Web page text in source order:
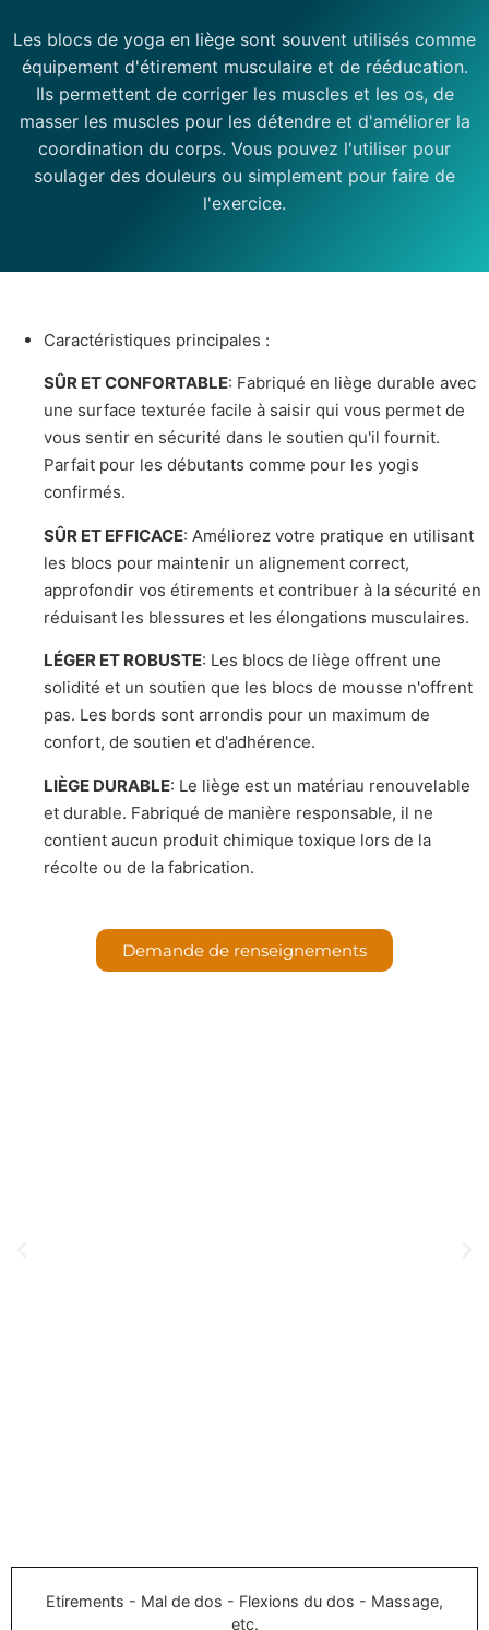
Les blocs de yoga en liège sont souvent utilisés comme
équipement d'étirement musculaire et de rééducation.
Ils permettent de corriger les muscles et les os, de
masser les muscles pour les détendre et d'améliorer la
coordination du corps. Vous pouvez l'utiliser pour
soulager des douleurs ou simplement pour faire de
l'exercice.
Caractéristiques principales :
SÛR ET CONFORTABLE: Fabriqué en liège durable avec
une surface texturée facile à saisir qui vous permet de
vous sentir en sécurité dans le soutien qu'il fournit.
Parfait pour les débutants comme pour les yogis
confirmés.
SÛR ET EFFICACE: Améliorez votre pratique en utilisant
les blocs pour maintenir un alignement correct,
approfondir vos étirements et contribuer à la sécurité en
réduisant les blessures et les élongations musculaires.
LÉGER ET ROBUSTE: Les blocs de liège offrent une
solidité et un soutien que les blocs de mousse n'offrent
pas. Les bords sont arrondis pour un maximum de
confort, de soutien et d'adhérence.
LIÈGE DURABLE: Le liège est un matériau renouvelable
et durable. Fabriqué de manière responsable, il ne
contient aucun produit chimique toxique lors de la
récolte ou de la fabrication.
Demande de renseignements
Etirements - Mal de dos - Flexions du dos - Massage,
etc.